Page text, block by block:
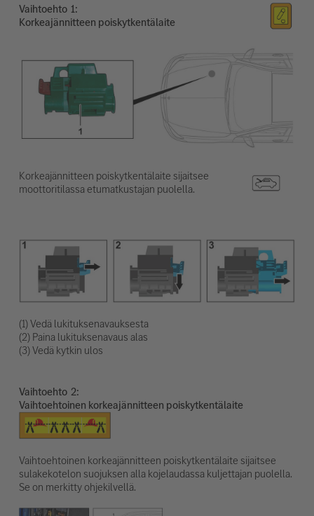
Vaihtoehto
Korkeajännitteen poiskytkentälaite
Korkeajännitteen poiskytkentälaite sijaitsee
moottoritilassa etumatkustajan puolella.
(1) Vedä lukituksenavauksesta
(2) Paina lukituksenavaus alas
(3) Vedä kytkin ulos
Vaihtoehto
Vaihtoehtoinen korkeajännitteen poiskytkentälaite
Vaihtoehtoinen korkeajännitteen poiskytkentälaite sijaitsee
sulakekotelon suojuksen alla kojelaudassa kuljettajan puolella.
Se on merkitty ohjekilvellä.